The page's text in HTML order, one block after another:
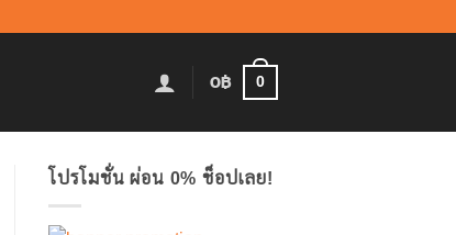
0฿ 0
โปรโมชั่น ผ่อน 0% ช็อปเลย!